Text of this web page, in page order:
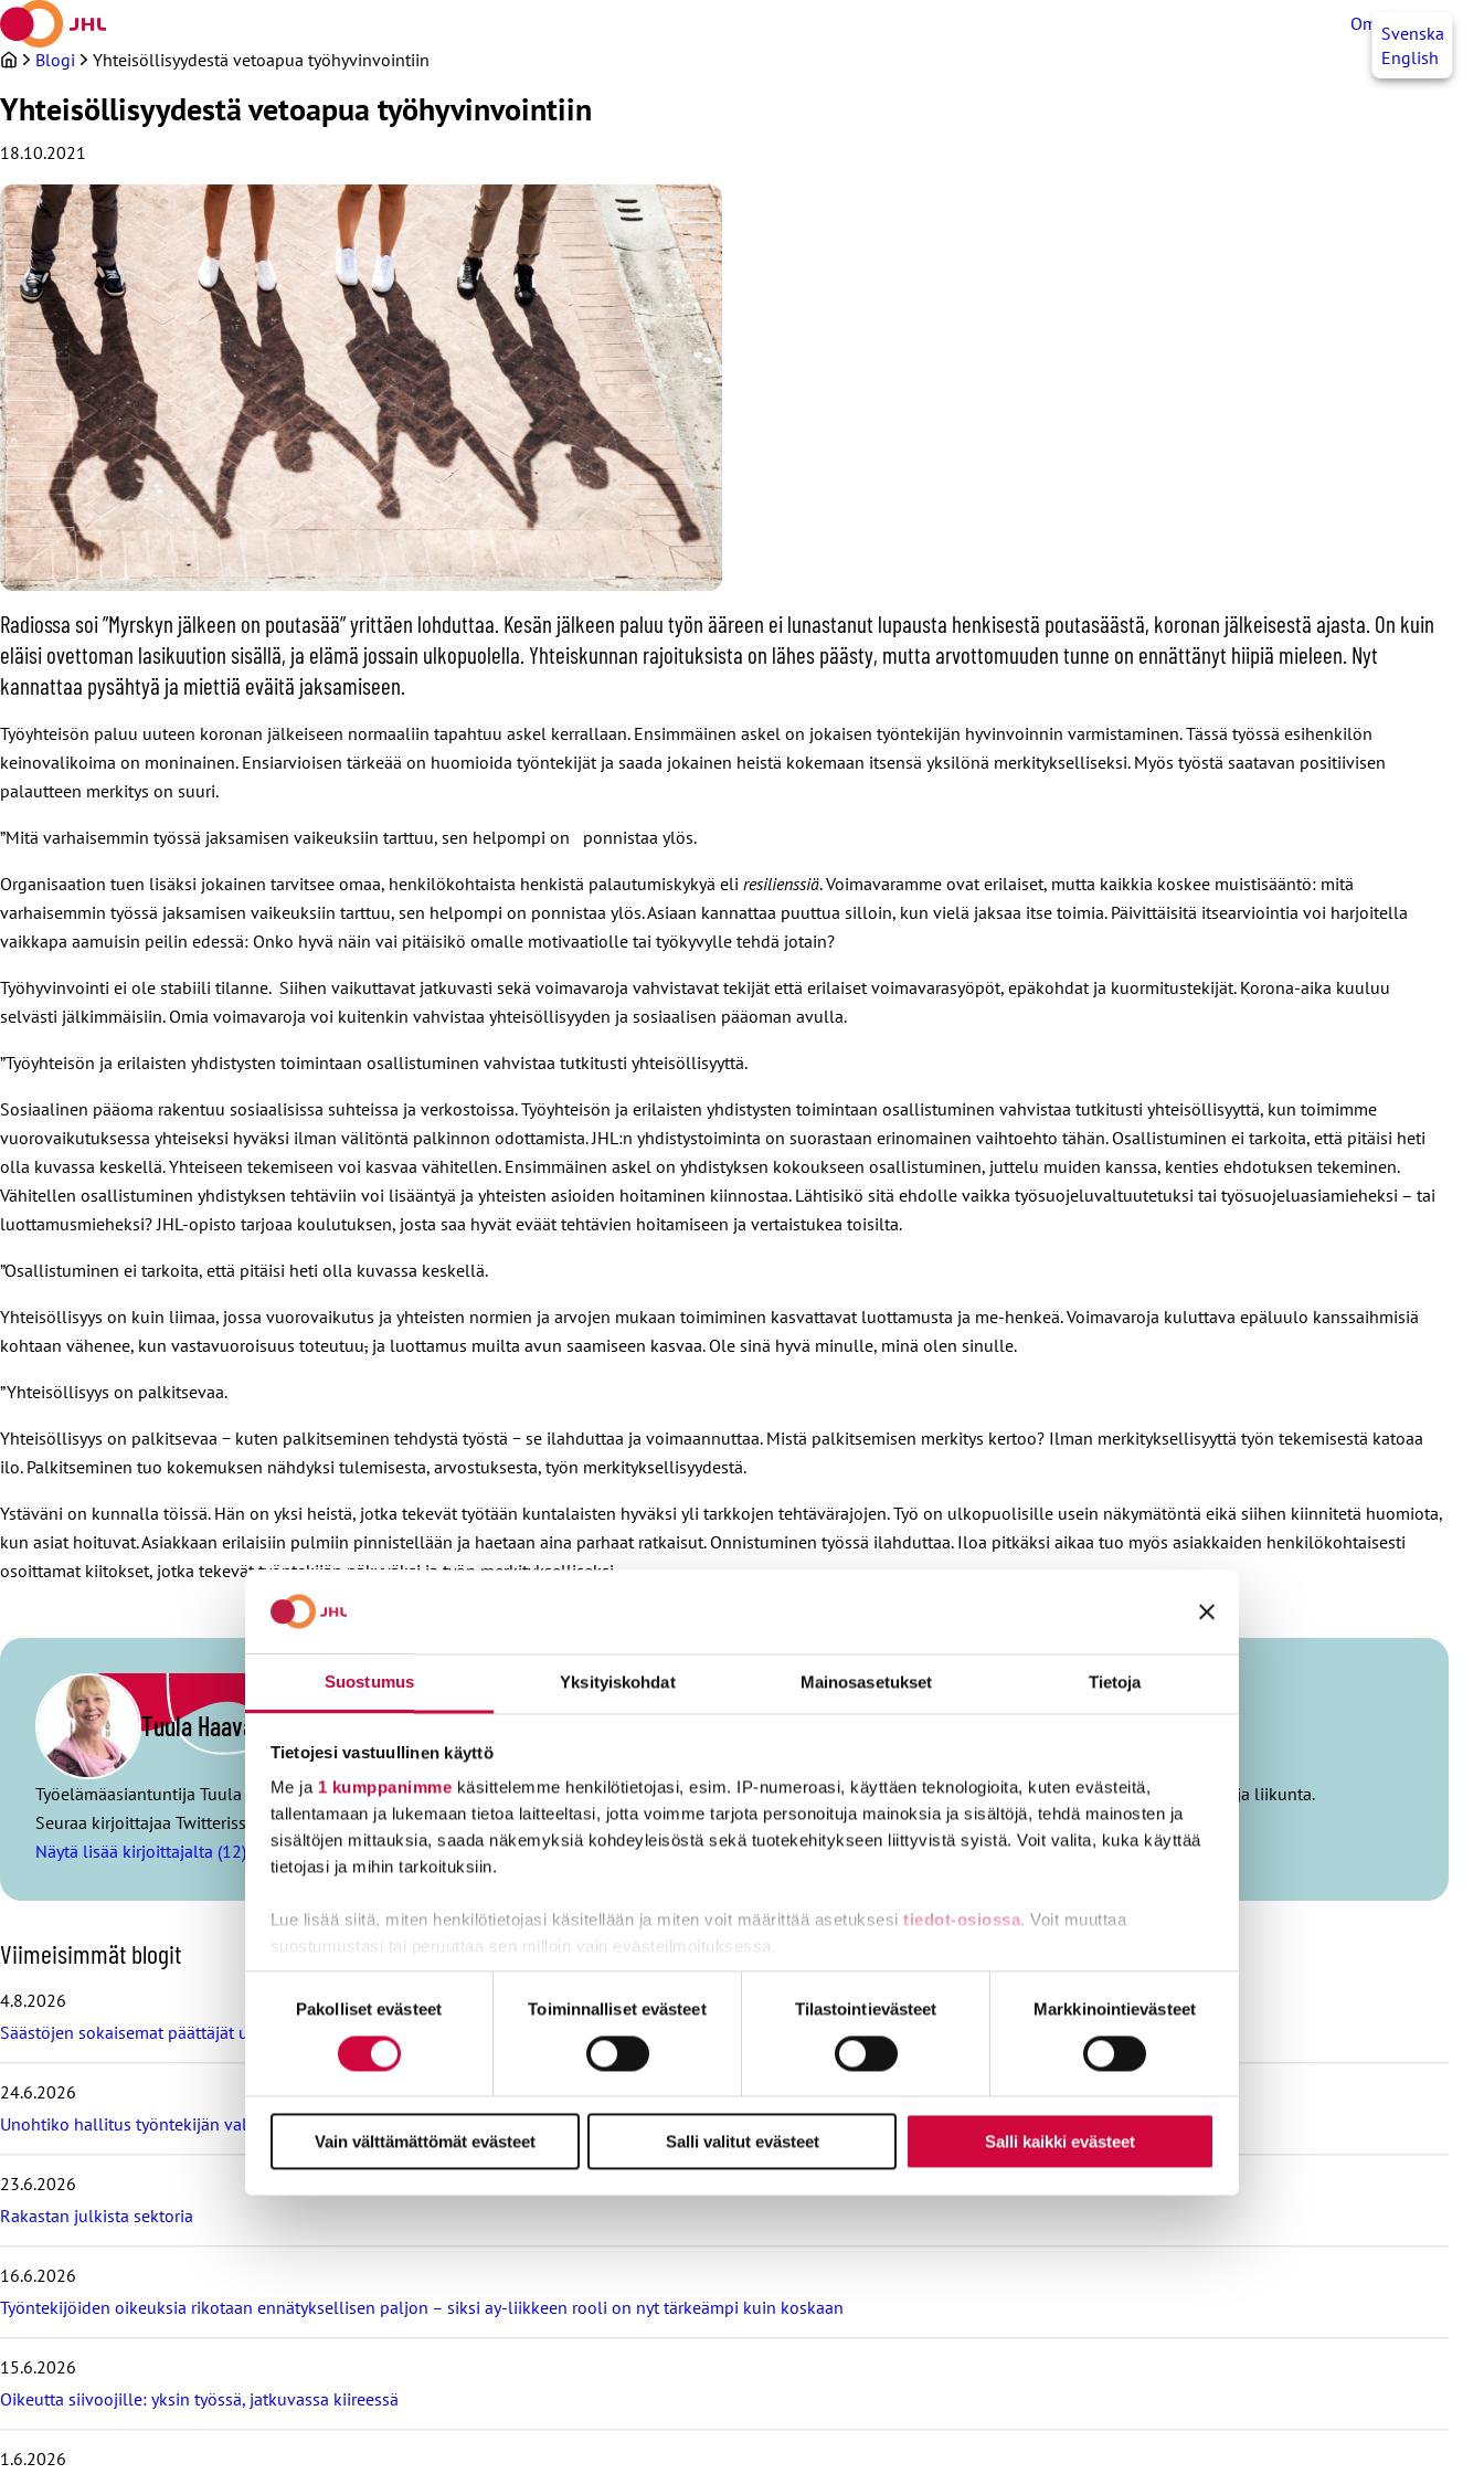
Suostumus Yksityiskohdat Mainosasetukset Tietoja
Tietojesi vastuullinen käyttö
Me ja 1 kumppanimme käsittelemme henkilötietojasi, esim. IP-numeroasi, käyttäen teknologioita, kuten evästeitä,
tallentamaan ja lukemaan tietoa laitteeltasi, jotta voimme tarjota personoituja mainoksia ja sisältöjä, tehdä mainosten ja
sisältöjen mittauksia, saada näkemyksiä kohdeyleisöstä sekä tuotekehitykseen liittyvistä syistä. Voit valita, kuka käyttää
tietojasi ja mihin tarkoituksiin.
Lue lisää siitä, miten henkilötietojasi käsitellään ja miten voit määrittää asetuksesi tiedot-osiossa. Voit muuttaa
suostumustasi tai peruuttaa sen milloin vain evästeilmoituksessa.
Evästeistä osa on välttämättömiä, osa sivuston toimintaa parantavia, ja osaa käytetään tilastointi- tai
Pakolliset evästeet Toiminnalliset evästeet Tilastointievästeet Markkinointievästeet
Vain välttämättömät evästeet Salli valitut evästeet Salli kaikki evästeet
Siirry
sisältöön
OmaJHLSvenska
English
Blogi Yhteisöllisyydestä vetoapua työhyvinvointiin
Yhteisöllisyydestä vetoapua työhyvinvointiin
18.10.2021
Radiossa soi ”Myrskyn jälkeen on poutasää” yrittäen lohduttaa. Kesän jälkeen paluu työn ääreen ei lunastanut lupausta henkisestä poutasäästä, koronan jälkeisestä ajasta. On kuin
eläisi ovettoman lasikuution sisällä, ja elämä jossain ulkopuolella. Yhteiskunnan rajoituksista on lähes päästy, mutta arvottomuuden tunne on ennättänyt hiipiä mieleen. Nyt
kannattaa pysähtyä ja miettiä eväitä jaksamiseen.
Työyhteisön paluu uuteen koronan jälkeiseen normaaliin tapahtuu askel kerrallaan. Ensimmäinen askel on jokaisen työntekijän hyvinvoinnin varmistaminen. Tässä työssä esihenkilön
keinovalikoima on moninainen. Ensiarvioisen tärkeää on huomioida työntekijät ja saada jokainen heistä kokemaan itsensä yksilönä merkitykselliseksi. Myös työstä saatavan positiivisen
palautteen merkitys on suuri.
”Mitä varhaisemmin työssä jaksamisen vaikeuksiin tarttuu, sen helpompi on ponnistaa ylös.
Organisaation tuen lisäksi jokainen tarvitsee omaa, henkilökohtaista henkistä palautumiskykyä eli resilienssiä. Voimavaramme ovat erilaiset, mutta kaikkia koskee muistisääntö: mitä
varhaisemmin työssä jaksamisen vaikeuksiin tarttuu, sen helpompi on ponnistaa ylös. Asiaan kannattaa puuttua silloin, kun vielä jaksaa itse toimia. Päivittäisitä itsearviointia voi harjoitella
vaikkapa aamuisin peilin edessä: Onko hyvä näin vai pitäisikö omalle motivaatiolle tai työkyvylle tehdä jotain?
Työhyvinvointi ei ole stabiili tilanne. Siihen vaikuttavat jatkuvasti sekä voimavaroja vahvistavat tekijät että erilaiset voimavarasyöpöt, epäkohdat ja kuormitustekijät. Korona-aika kuuluu
selvästi jälkimmäisiin. Omia voimavaroja voi kuitenkin vahvistaa yhteisöllisyyden ja sosiaalisen pääoman avulla.
”Työyhteisön ja erilaisten yhdistysten toimintaan osallistuminen vahvistaa tutkitusti yhteisöllisyyttä.
Sosiaalinen pääoma rakentuu sosiaalisissa suhteissa ja verkostoissa. Työyhteisön ja erilaisten yhdistysten toimintaan osallistuminen vahvistaa tutkitusti yhteisöllisyyttä, kun toimimme
vuorovaikutuksessa yhteiseksi hyväksi ilman välitöntä palkinnon odottamista. JHL:n yhdistystoiminta on suorastaan erinomainen vaihtoehto tähän. Osallistuminen ei tarkoita, että pitäisi heti
olla kuvassa keskellä. Yhteiseen tekemiseen voi kasvaa vähitellen. Ensimmäinen askel on yhdistyksen kokoukseen osallistuminen, juttelu muiden kanssa, kenties ehdotuksen tekeminen.
Vähitellen osallistuminen yhdistyksen tehtäviin voi lisääntyä ja yhteisten asioiden hoitaminen kiinnostaa. Lähtisikö sitä ehdolle vaikka työsuojeluvaltuutetuksi tai työsuojeluasiamieheksi – tai
luottamusmieheksi? JHL-opisto tarjoaa koulutuksen, josta saa hyvät eväät tehtävien hoitamiseen ja vertaistukea toisilta.
”Osallistuminen ei tarkoita, että pitäisi heti olla kuvassa keskellä.
Yhteisöllisyys on kuin liimaa, jossa vuorovaikutus ja yhteisten normien ja arvojen mukaan toimiminen kasvattavat luottamusta ja me-henkeä. Voimavaroja kuluttava epäluulo kanssaihmisiä
kohtaan vähenee, kun vastavuoroisuus toteutuu, ja luottamus muilta avun saamiseen kasvaa. Ole sinä hyvä minulle, minä olen sinulle.
”Yhteisöllisyys on palkitsevaa.
Yhteisöllisyys on palkitsevaa − kuten palkitseminen tehdystä työstä − se ilahduttaa ja voimaannuttaa. Mistä palkitsemisen merkitys kertoo? Ilman merkityksellisyyttä työn tekemisestä katoaa
ilo. Palkitseminen tuo kokemuksen nähdyksi tulemisesta, arvostuksesta, työn merkityksellisyydestä.
Ystäväni on kunnalla töissä. Hän on yksi heistä, jotka tekevät työtään kuntalaisten hyväksi yli tarkkojen tehtävärajojen. Työ on ulkopuolisille usein näkymätöntä eikä siihen kiinnitetä huomiota,
kun asiat hoituvat. Asiakkaan erilaisiin pulmiin pinnistellään ja haetaan aina parhaat ratkaisut. Onnistuminen työssä ilahduttaa. Iloa pitkäksi aikaa tuo myös asiakkaiden henkilökohtaisesti
osoittamat kiitokset, jotka tekevät työntekijän näkyväksi ja työn merkitykselliseksi.
Tuula Haavasoja
Työelämäasiantuntija Tuula Haavasoja toimii paremman työelämän puolesta uskoen yhdessä tekemisen voimaan. Vastapainoa työlle tuovat kulttuurielämykset ja liikunta.
Seuraa kirjoittajaa Twitterissä:
@haavatu
Näytä lisää kirjoittajalta (12)
O
h
a
i
m
s
i
ä
t
b
l
o
i
t
Viimeisimmät blogit
4.8.2026
Säästöjen sokaisemat päättäjät unohtavat ihmisen
24.6.2026
Unohtiko hallitus työntekijän valmiuslakiesityksessään? – sopiminen ja neuvottelu kuuluvat myös poikkeusoloihin
23.6.2026
Rakastan julkista sektoria
16.6.2026
Työntekijöiden oikeuksia rikotaan ennätyksellisen paljon – siksi ay-liikkeen rooli on nyt tärkeämpi kuin koskaan
15.6.2026
Oikeutta siivoojille: yksin työssä, jatkuvassa kiireessä
1.6.2026